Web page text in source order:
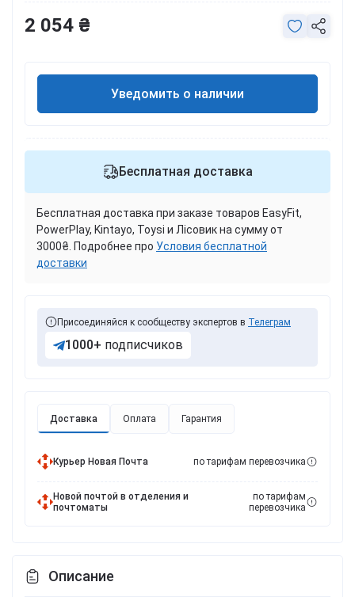
Доставка Оплата Гарантия
Курьер Новая Почта по тарифам перевозчика
Новой почтой в отделения и
почтоматы
по тарифам
перевозчика
2 054 ₴
Уведомить о наличии
Бесплатная доставка
Бесплатная доставка при заказе товаров EasyFit,
PowerPlay, Kintayo, Toysi и Лісовик на сумму от
3000₴. Подробнее про Условия бесплатной
доставки
Присоединяйся к сообществу экспертов в Телеграм
1000+ подписчиков
Описание